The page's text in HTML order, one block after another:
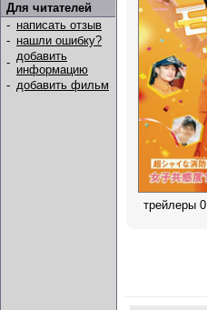
Для читателей
- написать отзыв
- нашли ошибку?
- добавить
информацию
- добавить фильм
трейлеры 0